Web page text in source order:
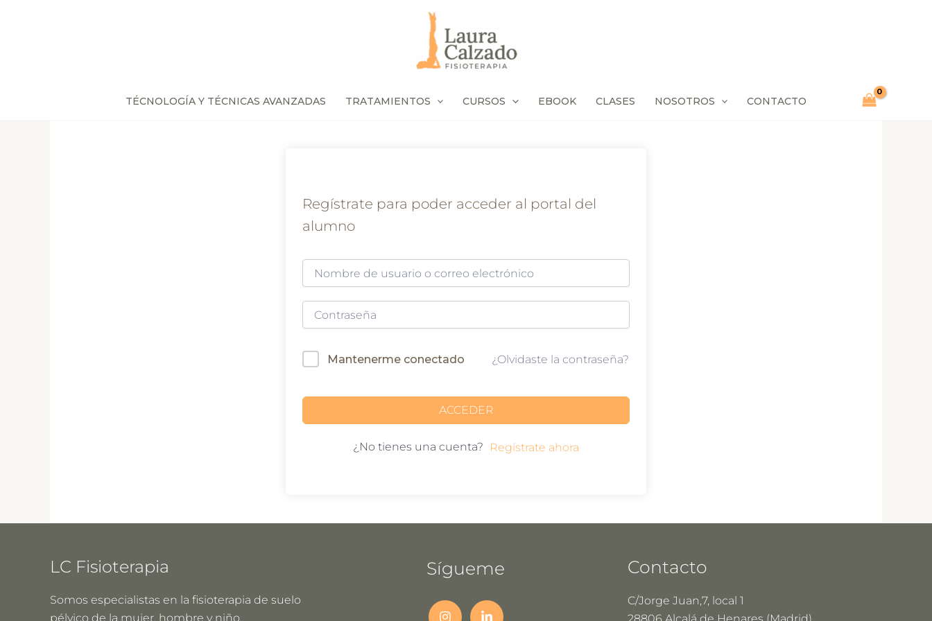
TÉCNOLOGÍA Y TÉCNICAS AVANZADAS TRATAMIENTOS CURSOS EBOOK CLASES NOSOTROS CONTACTO
Regístrate para poder acceder al portal del
alumno
Mantenerme conectado ¿Olvidaste la contraseña?
ACCEDER
¿No tienes una cuenta? Regístrate ahora
LC Fisioterapia
Somos especialistas en la fisioterapia de suelo
pélvico de la mujer, hombre y niño.
Sígueme Contacto
C/Jorge Juan,7, local 1